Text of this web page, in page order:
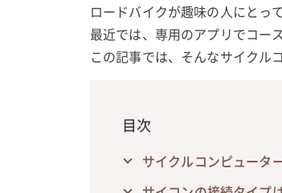
ロードバイクが趣味の人にとっ
最近では、専用のアプリでコー
この記事では、そんなサイクル
目次
サイクルコンピュータ